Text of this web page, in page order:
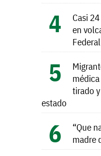
Casi
en
tirado
estado
“Que
madre